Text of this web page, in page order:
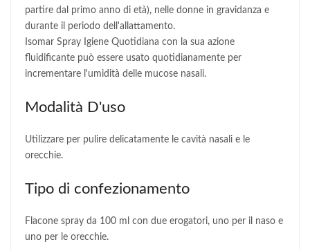
partire dal primo anno di età), nelle donne in gravidanza e
durante il periodo dell'allattamento.
Isomar Spray Igiene Quotidiana con la sua azione
fluidificante può essere usato quotidianamente per
incrementare l'umidità delle mucose nasali.
Modalità D'uso
Utilizzare per pulire delicatamente le cavità nasali e le
orecchie.
Tipo di confezionamento
Flacone spray da 100 ml con due erogatori, uno per il naso e
uno per le orecchie.